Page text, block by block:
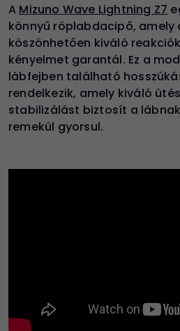
A Mizuno Wave Lightning Z7
könnyű röplabdacipő, amely
köszönhetően kiváló
kényelmet garantál. Ez a
lábfejben található
rendelkezik, amely kiváló
stabilizálást biztosít a
remekül gyorsul.